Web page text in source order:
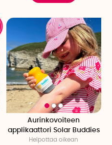
Aurinkovoiteen
applikaattori Solar Buddies
Helpottaa oikean